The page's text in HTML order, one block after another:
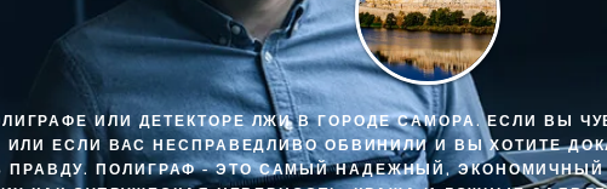
ИЛИ ДЕТЕКТОРЕ ЛЖИ В ГОРОДЕ САМОРА. ЕСЛИ ВЫ
ИЛИ ЕСЛИ ВАС НЕСПРАВЕДЛИВО ОБВИНИЛИ И ВЫ ХОТИТЕ
ПРАВДУ. ПОЛИГРАФ - ЭТО САМЫЙ НАДЕЖНЫЙ,